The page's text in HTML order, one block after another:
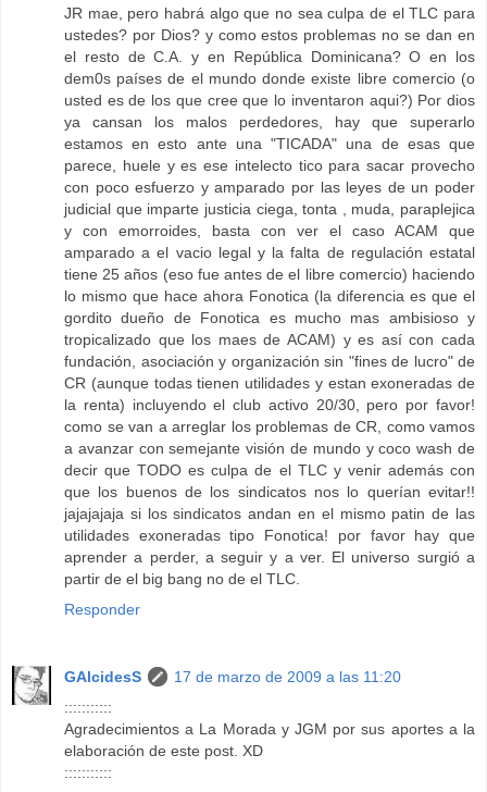
JR mae, pero habrá algo que no sea culpa de el TLC para
ustedes? por Dios? y como estos problemas no se dan en
el resto de C.A. y en República Dominicana? O en los
dem0s países de el mundo donde existe libre comercio (o
usted es de los que cree que lo inventaron aqui?) Por dios
ya cansan los malos perdedores, hay que superarlo
estamos en esto ante una "TICADA" una de esas que
parece, huele y es ese intelecto tico para sacar provecho
con poco esfuerzo y amparado por las leyes de un poder
judicial que imparte justicia ciega, tonta , muda, paraplejica
y con emorroides, basta con ver el caso ACAM que
amparado a el vacio legal y la falta de regulación estatal
tiene 25 años (eso fue antes de el libre comercio) haciendo
lo mismo que hace ahora Fonotica (la diferencia es que el
gordito dueño de Fonotica es mucho mas ambisioso y
tropicalizado que los maes de ACAM) y es así con cada
fundación, asociación y organización sin "fines de lucro" de
CR (aunque todas tienen utilidades y estan exoneradas de
la renta) incluyendo el club activo 20/30, pero por favor!
como se van a arreglar los problemas de CR, como vamos
a avanzar con semejante visión de mundo y coco wash de
decir que TODO es culpa de el TLC y venir además con
que los buenos de los sindicatos nos lo querían evitar!!
jajajajaja si los sindicatos andan en el mismo patin de las
utilidades exoneradas tipo Fonotica! por favor hay que
aprender a perder, a seguir y a ver. El universo surgió a
partir de el big bang no de el TLC.
Responder
GAlcidesS
17 de marzo de 2009 a las 11:20
:::::::::::
Agradecimientos a La Morada y JGM por sus aportes a la
elaboración de este post. XD
:::::::::::